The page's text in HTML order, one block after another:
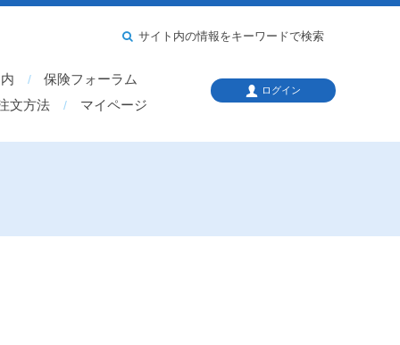
保険フォーラム
文方法
マイページ
サイト内の情報をキーワードで検索
ログイン